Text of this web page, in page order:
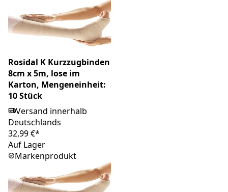
Rosidal K Kurzzugbinden
8cm x 5m, lose im
Karton, Mengeneinheit:
10 Stück
Versand innerhalb
Deutschlands
32,99 €*
Auf Lager
Markenprodukt